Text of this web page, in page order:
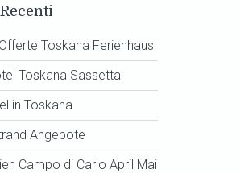
Toskana Ferienhaus
Toskana Sassetta
in Toskana
Angebote
Campo di Carlo April Mai